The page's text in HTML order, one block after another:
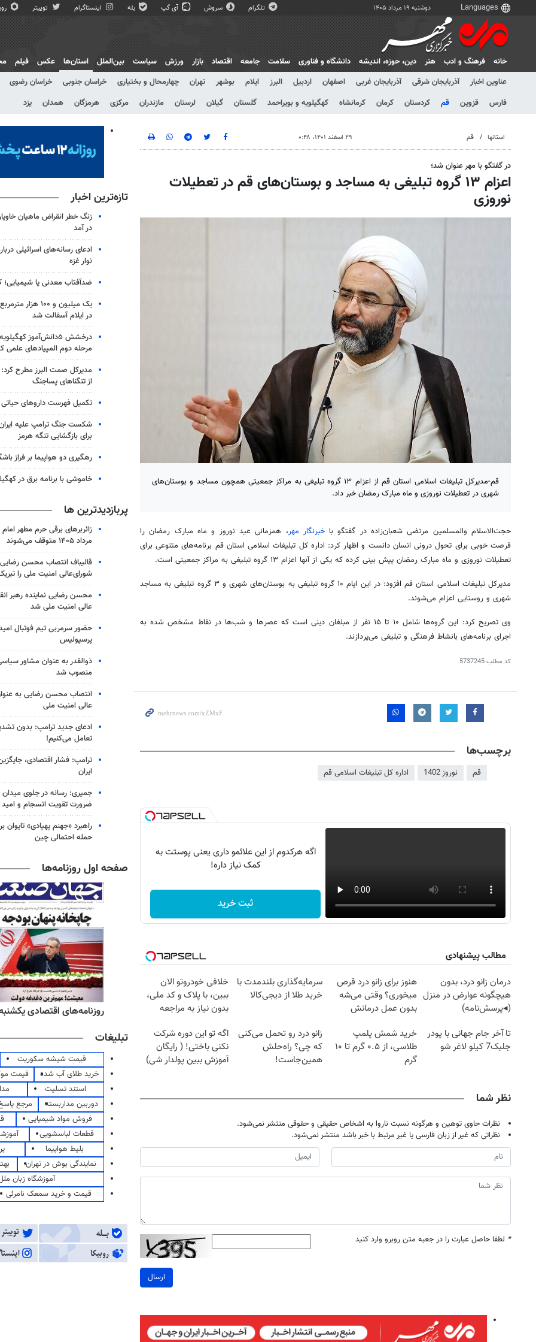
دوشنبه ۱۹ مرداد ۱۴۰۵ تلگرام سروش آی گپ بله اینستاگرام توییتر
خانه فرهنگ و ادب هنر دين، حوزه، انديشه دانشگاه و فناوری سلامت جامعه اقتصاد بازار ورزش سیاست بین‌الملل
استان‌ها
عناوین اخبار
آذربایجان شرقی آذربایجان غربی اصفهان اردبیل البرز ایلام بوشهر تهران چهارمحال و بختیاری خراسان جنوبی خراسان رضوی
فارس
قزوین قم کردستان کرمان کرمانشاه کهگیلویه و بویراحمد گلستان گیلان لرستان مازندران مرکزی هرمزگان همدان یزد
عکس فیلم
استانها قم ۲۹ اسفند ۱۴۰۱، ۰:۴۸
در گفتگو با مهر عنوان شد؛
اعزام ١٣ گروه تبلیغی به مساجد و بوستان‌های قم در تعطیلات
نوروزی
قم-مدیرکل تبلیغات اسلامی استان قم از اعزام ۱۳ گروه تبلیغی به مراکز جمعیتی همچون مساجد و بوستان‌های
شهری در تعطیلات نوروزی و ماه مبارک رمضان خبر داد.
حجت‌الاسلام والمسلمین مرتضی شعبان‌زاده در گفتگو با خبرنگار مهر، همزمانی عید نوروز و ماه مبارک رمضان را
فرصت خوبی برای تحول درونی انسان دانست و اظهار کرد: اداره کل تبلیغات اسلامی استان قم برنامه‌های متنوعی برای
تعطیلات نوروزی و ماه مبارک رمضان پیش بینی کرده که یکی از آنها اعزام ۱۳ گروه تبلیغی به مراکز جمعیتی است.
مدیرکل تبلیغات اسلامی استان قم افزود: در این ایام ۱۰ گروه تبلیغی به بوستان‌های شهری و ۳ گروه تبلیغی به مساجد
شهری و روستایی اعزام می‌شوند.
وی تصریح کرد: این گروه‌ها شامل ۱۰ تا ۱۵ نفر از مبلغان دینی است که عصرها و شب‌ها در نقاط مشخص شده به
اجرای برنامه‌های بانشاط فرهنگی و تبلیغی می‌پردازند.
کد مطلب5737245
برچسب‌ها
قم نوروز 1402 اداره کل تبلیغات اسلامی قم
اگه هرکدوم از این علائمو داری یعنی پوستت به
کمک نیاز داره!
ثبت خرید
مطالب پیشنهادی
درمان زانو درد، بدون
هیچگونه عوارض در منزل
(◂پرسش‌نامه)
هنوز برای زانو درد قرص
میخوری؟ وقتی می‌شه
بدون عمل درمانش
سرمایه‌گذاری بلندمدت با
خرید طلا از دیجی‌کالا
خلافی خودروتو الان
ببین، با پلاک و کد ملی،
بدون نیاز به مراجعه
تا آخر جام جهانی با پودر
جلبک7 کیلو لاغر شو
خرید شمش پلمپ
طلاسی، از ۰.۵ گرم تا ۱۰
گرم
زانو درد رو تحمل می‌کنی
که چی؟ راه‌حلش
همین‌جاست!
اگه تو این دوره شرکت
نکنی باختی! ( رایگان
آموزش ببین پولدار شی)
نظر شما
نظرات حاوی توهین و هرگونه نسبت ناروا به اشخاص حقیقی و حقوقی منتشر نمی‌شود.
نظراتی که غیر از زبان فارسی یا غیر مرتبط با خبر باشد منتشر نمی‌شود.
* لطفا حاصل عبارت را در جعبه متن روبرو وارد کنید
ارسال
تازه‌ترین اخبار
زنگ خطر انقراض ماهیان
در آمد
ادعای رسانه‌های اسرائیلی
نوار غزه
ضدآفتاب‌ معدنی یا شیمیایی؛
یک میلیون و ۱۰۰
در ایلام آسفالت شد
درخشش ۵دانش‌آموز
مرحله دوم المپیادهای علمی
مدیرکل صمت البرز مطرح کرد:
از تنگناهای پساجنگ
تکمیل فهرست داروهای
شکست جنگ ترامپ علیه
برای بازگشایی تنگه هرمز
رهگیری دو هواپیما بر فراز
خاموشی با برنامه برق در
پربازدیدترین ها
مرداد ۱۴۰۵ متوقف می‌شوند
قالیباف انتصاب محسن
شورای‌عالی امنیت ملی را
محسن رضایی نماینده رهبر
عالی امنیت ملی شد
حضور سرمربی تیم فوتبال
پرسپولیس
ذوالقدر به عنوان مشاور
منصوب شد
انتصاب محسن رضایی به
عالی امنیت ملی
ادعای جدید ترامپ: بدون
تعامل می‌کنیم!
ترامپ: فشار اقتصادی،
ایران
جمیری: رسانه‌ در جلوی میدان
ضرورت تقویت انسجام و امید
راهبرد «جهنم پهپادی» تایوان
حمله احتمالی چین
صفحه اول روزنامه‌ها
روزنامه‌های صبح یکشنبه ۱۸ مرداد ۱۴۰۵ روزنامه‌های ورزشی یکشنبه ۱۸ مرداد ۱۴۰۵ روزنامه‌های اقتصادی یکشنبه ۱۸ مرداد
تبلیغات
قیمت شیشه سکوریت
خرید طلای آب شده
قیمت
استند تسلیت
دوربین مداربسته
مرجع
فروش مواد شیمیایی
قطعات لباسشویی
بلیط هواپیما
نمایندگی بوش در تهران
آموزشگاه زبان
قیمت و خرید سمعک نامرئی